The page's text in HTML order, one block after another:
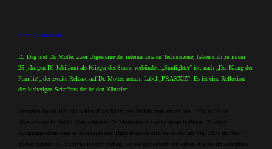
vinyl @ deejay.de
DJ Dag und Dr. Motte, zwei Urgesteine der internationalen Technoszene, haben sich zu ihrem
25-jährigen DJ-Jubiläum als Krieger der Sonne verbündet. „Sunfighter“ ist, nach „Der Klang der
Familie“, der zweite Release auf Dr. Mottes neuem Label „PRAXXIZ“. Es ist eine Reflexion
des bisherigen Schaffens der beiden Künstler.
Getroffen haben sich die beiden Botschafter des Techno zum ersten Mal 1992 auf einer
Musikmesse in Berlin. Dag schenkte Dr. Motte damals seine aktuelle Platte. Zu einer
Zusammenarbeit kam es allerdings nie. Dazu mussten sich beide erst im Mai 2009 im New
Yorker Szeneclub „Sullivan Room“ treffen, wo sie gemeinsam auflegten. Als sie im Anschluss